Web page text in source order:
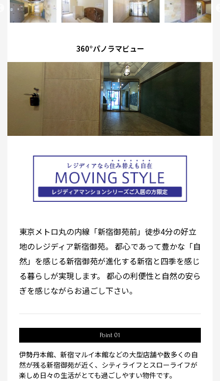
360°パノラマビュー
東京メトロ丸の内線「新宿御苑前」徒歩4分の好立
地のレジディア新宿御苑。 都心であって豊かな「自
然」を感じる新宿御苑が進化する新宿と四季を感じ
る暮らしが実現します。 都心の利便性と自然の安ら
ぎを感じながらお過ごし下さい。
Point 01
伊勢丹本館、新宿マルイ本館などの大型店舗や数多くの自
然が残る新宿御苑が近く、シティライフとスローライフが
楽しめ日々の生活がとても過ごしやすい物件です。